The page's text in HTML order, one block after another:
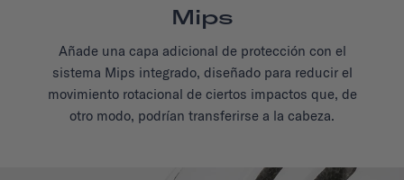
Mips
Añade una capa adicional de protección con el
sistema Mips integrado, diseñado para reducir el
movimiento rotacional de ciertos impactos que, de
otro modo, podrían transferirse a la cabeza.